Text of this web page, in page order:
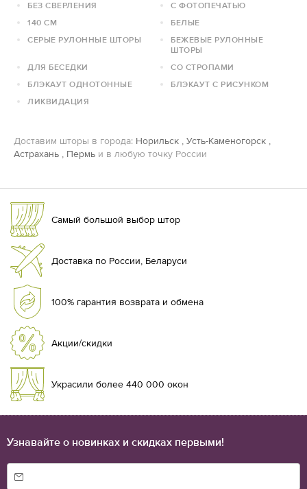
БЕЗ СВЕРЛЕНИЯ
С ФОТОПЕЧАТЬЮ
140 СМ
БЕЛЫЕ
СЕРЫЕ РУЛОННЫЕ ШТОРЫ
БЕЖЕВЫЕ РУЛОННЫЕ
ШТОРЫ
ДЛЯ БЕСЕДКИ
СО СТРОПАМИ
БЛЭКАУТ ОДНОТОННЫЕ
БЛЭКАУТ С РИСУНКОМ
ЛИКВИДАЦИЯ
Доставим шторы в города: Норильск , Усть-Каменогорск ,
Астрахань , Пермь и в любую точку России
Самый большой выбор штор
Доставка по России, Беларуси
100% гарантия возврата и обмена
Акции/скидки
Украсили более 440 000 окон
Узнавайте о новинках и скидках первыми!